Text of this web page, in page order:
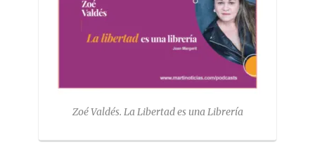
Zoé Valdés. La Libertad es una Librería